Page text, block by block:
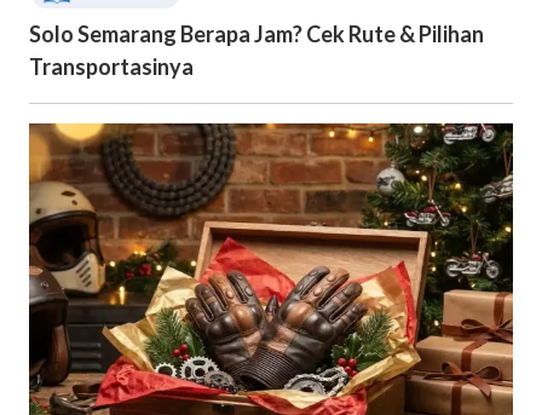
Solo Semarang Berapa Jam? Cek Rute & Pilihan
Transportasinya